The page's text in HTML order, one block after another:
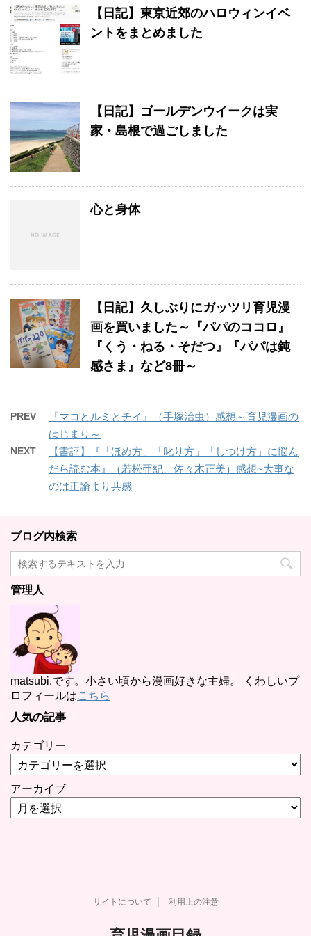
【日記】東京近郊のハロウィンイベ
ントをまとめました
【日記】ゴールデンウイークは実
家・島根で過ごしました
心と身体
【日記】久しぶりにガッツリ育児漫
画を買いました～『パパのココロ』
『くう・ねる・そだつ』『パパは鈍
感さま』など8冊～
PREV
『マコとルミとチイ』（手塚治虫）感想～育児漫画の
はじまり～
NEXT
【書評】『「ほめ方」「叱り方」「しつけ方」に悩ん
だら読む本』（若松亜紀、佐々木正美）感想~大事な
のは正論より共感
ブログ内検索
管理人
matsubi.です。小さい頃から漫画好きな主婦。 くわしいプ
ロフィールはこちら
人気の記事
カテゴリー
アーカイブ
サイトについて 利用上の注意